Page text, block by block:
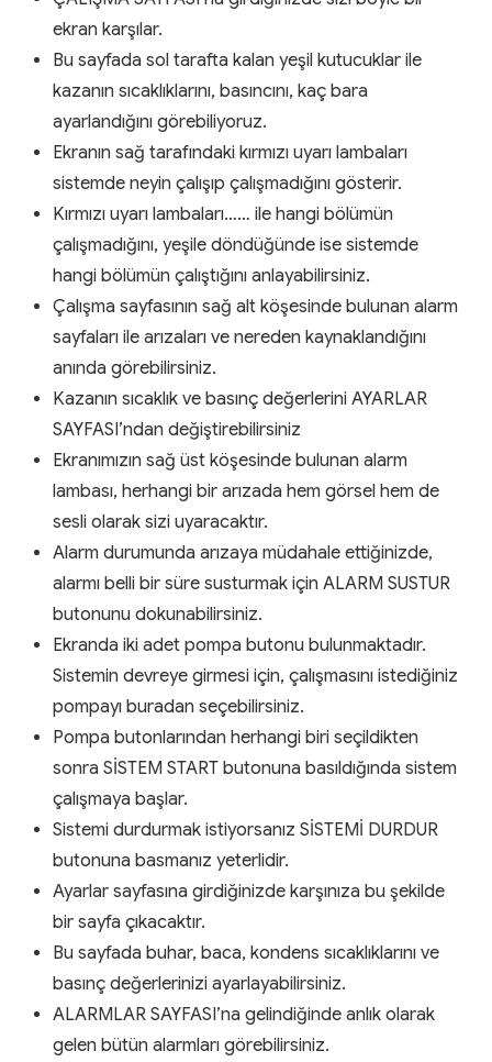
ekran karşılar.
Bu sayfada sol tarafta kalan yeşil kutucuklar ile
kazanın sıcaklıklarını, basıncını, kaç bara
ayarlandığını görebiliyoruz.
Ekranın sağ tarafındaki kırmızı uyarı lambaları
sistemde neyin çalışıp çalışmadığını gösterir.
Kırmızı uyarı lambaları…… ile hangi bölümün
çalışmadığını, yeşile döndüğünde ise sistemde
hangi bölümün çalıştığını anlayabilirsiniz.
Çalışma sayfasının sağ alt köşesinde bulunan alarm
sayfaları ile arızaları ve nereden kaynaklandığını
anında görebilirsiniz.
Kazanın sıcaklık ve basınç değerlerini AYARLAR
SAYFASI’ndan değiştirebilirsiniz
Ekranımızın sağ üst köşesinde bulunan alarm
lambası, herhangi bir arızada hem görsel hem de
sesli olarak sizi uyaracaktır.
Alarm durumunda arızaya müdahale ettiğinizde,
alarmı belli bir süre susturmak için ALARM SUSTUR
butonunu dokunabilirsiniz.
Ekranda iki adet pompa butonu bulunmaktadır.
Sistemin devreye girmesi için, çalışmasını istediğiniz
pompayı buradan seçebilirsiniz.
Pompa butonlarından herhangi biri seçildikten
sonra SİSTEM START butonuna basıldığında sistem
çalışmaya başlar.
Sistemi durdurmak istiyorsanız SİSTEMİ DURDUR
butonuna basmanız yeterlidir.
Ayarlar sayfasına girdiğinizde karşınıza bu şekilde
bir sayfa çıkacaktır.
Bu sayfada buhar, baca, kondens sıcaklıklarını ve
basınç değerlerinizi ayarlayabilirsiniz.
ALARMLAR SAYFASI’na gelindiğinde anlık olarak
gelen bütün alarmları görebilirsiniz.